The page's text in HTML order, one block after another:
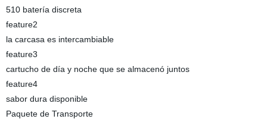
510 batería discreta
feature2
la carcasa es intercambiable
feature3
cartucho de día y noche que se almacenó juntos
feature4
sabor dura disponible
Paquete de Transporte